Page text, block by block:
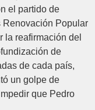
el partido de
Renovación Popular
la reafirmación del
de
de cada país,
un golpe de
que Pedro